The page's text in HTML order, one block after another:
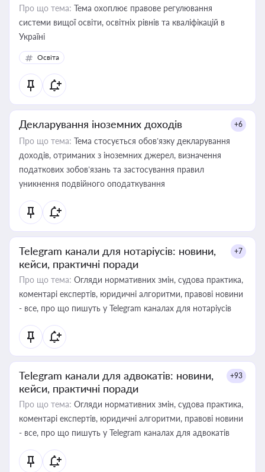
Про що тема: Тема охоплює правове регулювання
системи вищої освіти, освітніх рівнів та кваліфікацій в
Україні
Освіта
Декларування іноземних доходів +6
Про що тема: Тема стосується обов’язку декларування
доходів, отриманих з іноземних джерел, визначення
податкових зобов’язань та застосування правил
уникнення подвійного оподаткування
Telegram канали для нотаріусів: новини,
кейси, практичні поради
+7
Про що тема: Огляди нормативних змін, судова практика,
коментарі експертів, юридичні алгоритми, правові новини
- все, про що пишуть у Telegram каналах для нотаріусів
Telegram канали для адвокатів: новини,
кейси, практичні поради
+93
Про що тема: Огляди нормативних змін, судова практика,
коментарі експертів, юридичні алгоритми, правові новини
- все, про що пишуть у Telegram каналах для адвокатів